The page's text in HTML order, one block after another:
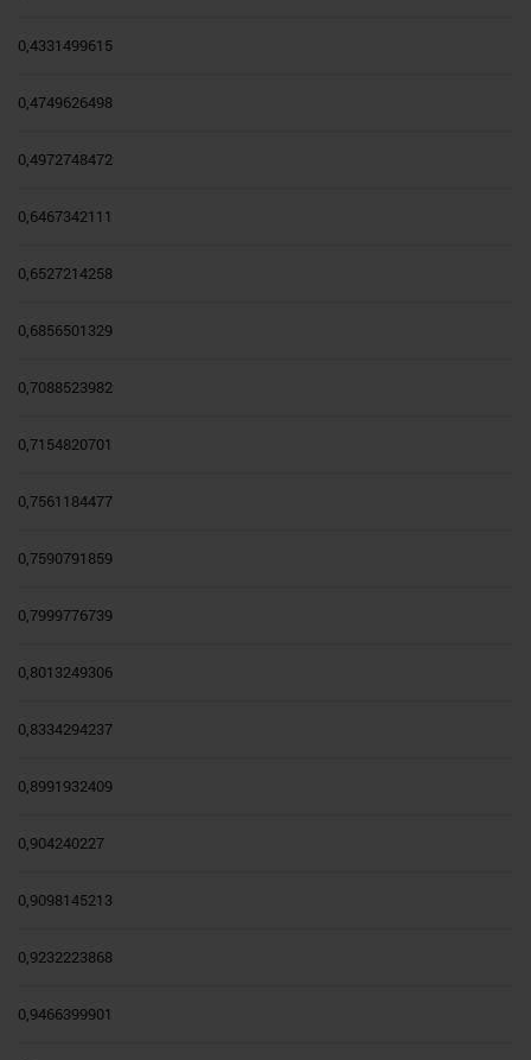
0,4331499615
0,4749626498
0,4972748472
0,6467342111
0,6527214258
0,6856501329
0,7088523982
0,7154820701
0,7561184477
0,7590791859
0,7999776739
0,8013249306
0,8334294237
0,8991932409
0,904240227
0,9098145213
0,9232223868
0,9466399901